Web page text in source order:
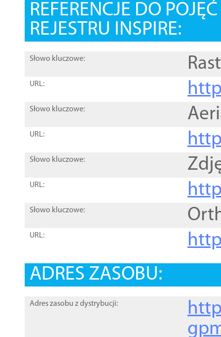
REFERENCJE DO
REJESTRU INSPIRE:
Słowo kluczowe:
URL:
Słowo kluczowe:
URL:
Słowo kluczowe:
URL:
Słowo kluczowe:
URL:
ADRES ZASOBU:
Adres zasobu z dystrybucji: